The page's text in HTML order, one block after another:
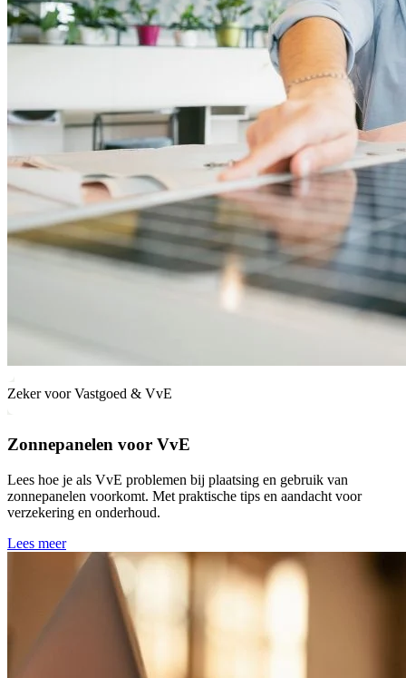
Zeker voor Vastgoed & VvE
Zonnepanelen voor VvE
Lees hoe je als VvE problemen bij plaatsing en gebruik van
zonnepanelen voorkomt. Met praktische tips en aandacht voor
verzekering en onderhoud.
Lees meer